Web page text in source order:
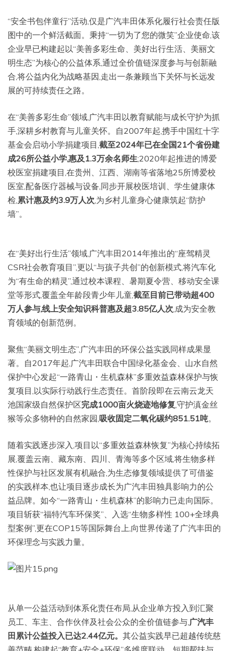
“安全书包伴童行”活动,仅是广汽丰田体系化履行社会责任版
图中的一个鲜活截面。秉持“一切为了您的微笑”企业使命,该
企业早已构建起以“美善多彩生命、美好出行生活、美丽文
明生态”为核心的公益体系,通过全价值链深度参与与创新融
合,将公益内化为战略基因,走出一条兼顾当下关怀与长远发
展的可持续责任之路。
在“美善多彩生命”领域,广汽丰田以教育赋能与成长守护为抓
手,深耕乡村教育与儿童关怀。自2007年起,携手中国红十字
基金会启动小学捐建项目,截至2024年已在全国21个省份建
成26所公益小学,惠及1.3万余名师生;2020年起推进的博爱
校医室捐建项目,在贵州、江西、湖南等省落地25所博爱校
医室,配备医疗器械与设备,同步开展校医培训、学生健康体
检,累计惠及约3.9万人次,为乡村儿童身心健康筑起“防护
墙”。
在“美好出行生活”领域,广汽丰田2014年推出的“座驾精灵
CSR社会教育项目”,更以“与孩子共创”的创新模式,将汽车化
为“有生命的精灵”,通过校本课程、暑期夏令营、移动安全课
堂等形式,覆盖全年龄段青少年儿童,截至目前已带动超400
万人参与,线上安全知识科普惠及超3.85亿人次,成为安全教
育领域的创新范例。
聚焦“美丽文明生态”,广汽丰田的环保公益实践同样成果显
著。自2017年起,广汽丰田联合中国绿化基金会、山水自然
保护中心发起“一路青山・生机森林”多重效益森林保护与恢
复项目,以实际行动践行生态责任。首阶段即在云南云龙天
池国家级自然保护区完成1000亩火烧迹地修复,守护滇金丝
猴等众多物种的自然家园,吸收固定二氧化碳约851.51吨。
随着实践逐步深入,项目以“多重效益森林恢复”为核心持续拓
展,覆盖云南、藏东南、四川、青海等多个区域,将生物多样
性保护与社区发展有机融合,为生态修复领域提供了可借鉴
的实践样本,也让项目逐步成长为广汽丰田独具影响力的公
益品牌。如今“一路青山・生机森林”的影响力已走向国际。
项目斩获“福特汽车环保奖”、入选“生物多样性 100+全球典
型案例”,更在COP15等国际舞台上,向世界传递了广汽丰田的
环保理念与实践力量。
从单一公益活动到体系化责任布局,从企业单方投入到汇聚
员工、车主、合作伙伴及社会公众的全价值链参与,广汽丰
田累计公益投入已达2.44亿元。 其公益实践早已超越传统慈